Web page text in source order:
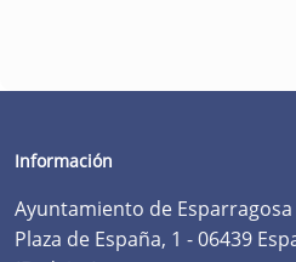
Información
Ayuntamiento de Esparragosa
Plaza de España, 1 - 06439